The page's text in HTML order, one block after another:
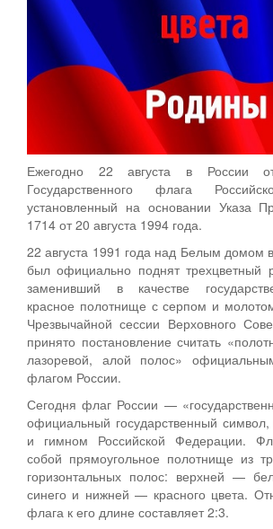
Ежегодно 22 августа в России
Государственного флага
установленный на основании Указа
1714 от 20 августа 1994 года.
22 августа 1991 года над Белым домом
был официально поднят трехцветный
заменивший в качестве
красное полотнище с серпом и
Чрезвычайной сессии Верховного
принято постановление считать
лазоревой, алой полос»
флагом России.
Сегодня флаг России —
официальный государственный
и гимном Российской Федерации.
собой прямоугольное полотнище из
горизонтальных полос: верхней —
синего и нижней — красного цвета.
флага к его длине составляет 2:3.